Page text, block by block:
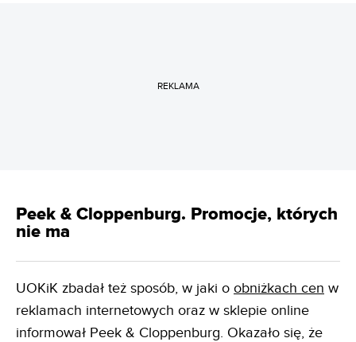
REKLAMA
Peek & Cloppenburg. Promocje, których
nie ma
UOKiK zbadał też sposób, w jaki o obniżkach cen w
reklamach internetowych oraz w sklepie online
informował Peek & Cloppenburg. Okazało się, że